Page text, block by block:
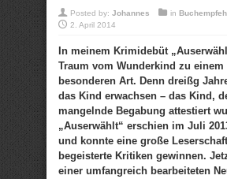
Posted by: Johannes in
2. April 2014
In meinem Krimidebüt
Traum vom Wunderkind zu
besonderen Art. Denn dreißg
das Kind erwachsen – das Kind,
mangelnde Begabung attestiert
„Auserwählt“ erschien im Juli
und konnte eine große
begeisterte Kritiken gewinnen.
einer umfangreich bearbeiteten